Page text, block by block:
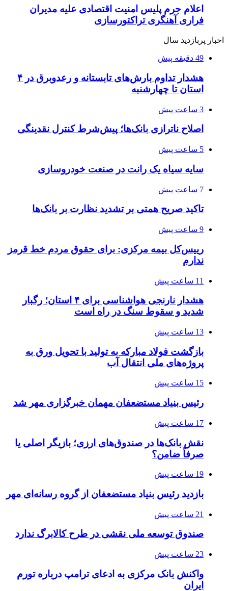
اعلام جرم پلیس امنیت اقتصادی علیه مدیران
فراری آهنگری تراکتورسازی
اخبار پربازدید سال
49 دقیقه پیش
هشدار تداوم بارش‌های تابستانه و رعدوبرق در ۴
استان تا چهارشنبه
3 ساعت پیش
اصلاح ناترازی بانک‌ها؛ پیش‌شرط کنترل نقدینگی
5 ساعت پیش
سایه سیاه یک رانت در صنعت خودروسازی
7 ساعت پیش
تاکید صریح همتی بر تشدید نظارت بر بانک‌ها
9 ساعت پیش
رییس‌کل بیمه مرکزی: برای حقوق مردم خط قرمز
ندارم
11 ساعت پیش
هشدار نارنجی هواشناسی برای ۴ استان؛ رگبار
شدید و سقوط سنگ در راه است
13 ساعت پیش
بازگشت فولاد مبارکه به تولید با تحویل ورق به
پروژه‌های ملی انتقال آب
15 ساعت پیش
رئیس بنیاد مستضعفان مهمان خبرگزاری مهر شد
17 ساعت پیش
نقش بانک‌ها در صندوق‌های ارزی؛ بازیگر اصلی یا
صرفاً ضامن؟
19 ساعت پیش
بازدید رئیس بنیاد مستضعفان از گروه رسانه‌ای مهر
21 ساعت پیش
صندوق توسعه ملی نقشی در طرح کالابرگ ندارد
23 ساعت پیش
واکنش بانک مرکزی به ادعای ترامپ درباره تورم
ایران